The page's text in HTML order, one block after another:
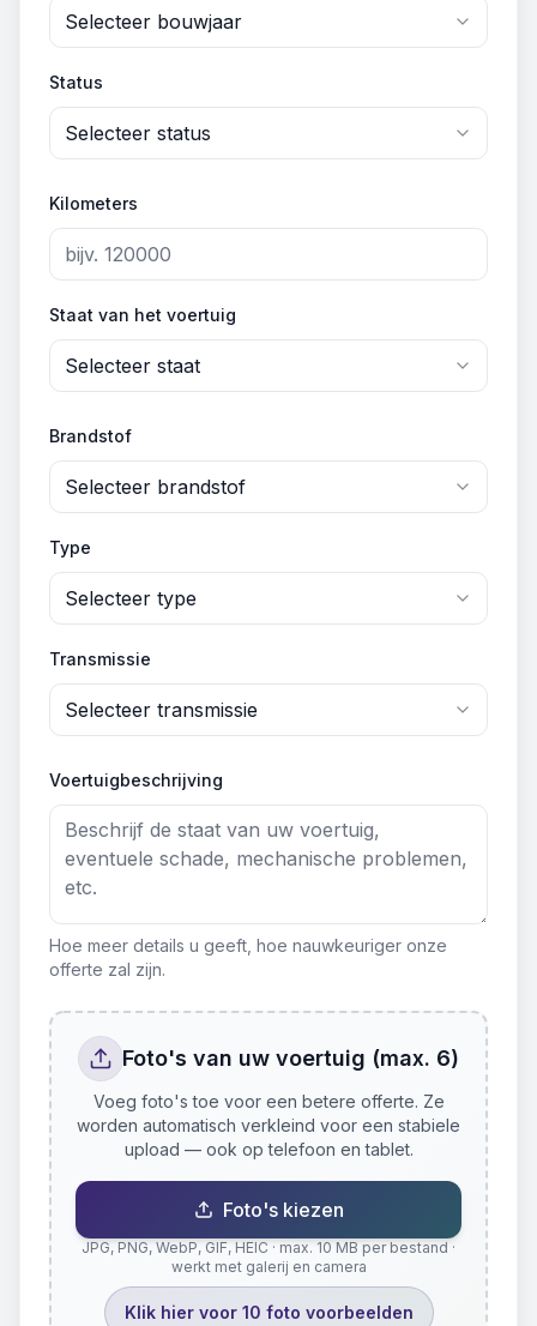
Selecteer bouwjaar
Status
Selecteer status
Kilometers
Staat van het voertuig
Selecteer staat
Brandstof
Selecteer brandstof
Type
Selecteer type
Transmissie
Selecteer transmissie
Voertuigbeschrijving
Hoe meer details u geeft, hoe nauwkeuriger onze
offerte zal zijn.
Foto's van uw voertuig (max. 6)
Voeg foto's toe voor een betere offerte. Ze
worden automatisch verkleind voor een stabiele
upload — ook op telefoon en tablet.
Foto's kiezen
JPG, PNG, WebP, GIF, HEIC · max. 10 MB per bestand ·
werkt met galerij en camera
Klik hier voor 10 foto voorbeelden